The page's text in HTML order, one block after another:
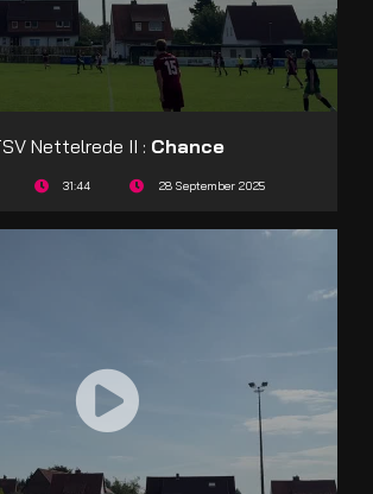
Nettelrede II : Chance
31:44 28 September 2025